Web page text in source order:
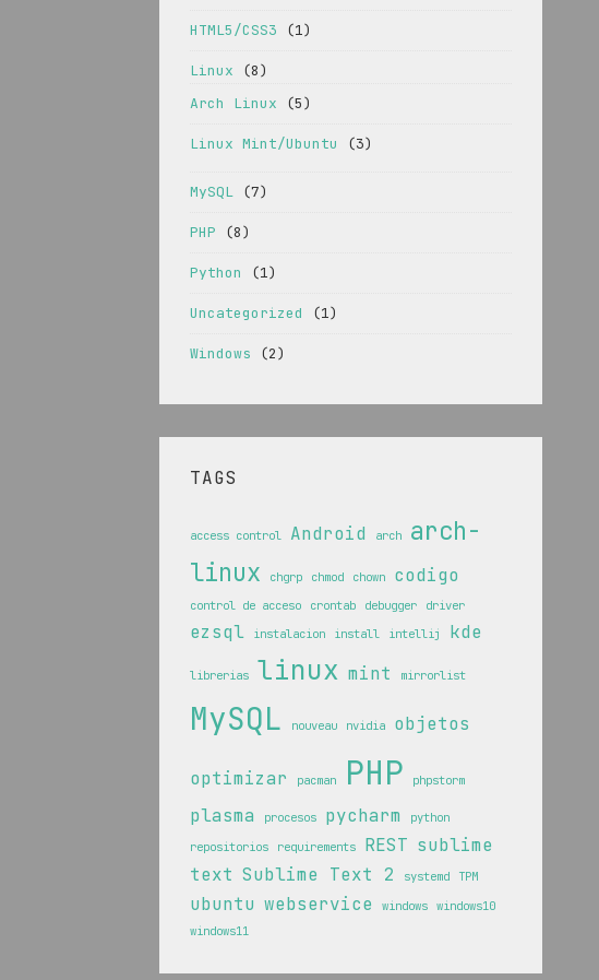
HTML5/CSS3 (1)
Linux (8)
Arch Linux (5)
Linux Mint/Ubuntu (3)
MySQL (7)
PHP (8)
Python (1)
Uncategorized (1)
Windows (2)
TAGS
access control Android arch
arch-
linux
chgrp chmod chown codigo
control de acceso crontab debugger driver
ezsql instalacion install intellij kde
librerias linux mint mirrorlist
MySQL nouveau nvidia objetos
optimizar pacman PHP phpstorm
plasma procesos pycharm
python
repositorios
requirements REST sublime
text Sublime Text 2 systemd TPM
ubuntu webservice windows windows10
windows11